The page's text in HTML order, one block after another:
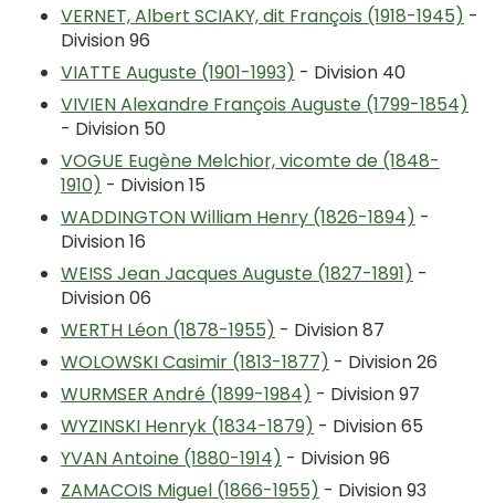
VERNET, Albert SCIAKY, dit François (1918-1945) -
Division 96
VIATTE Auguste (1901-1993) - Division 40
VIVIEN Alexandre François Auguste (1799-1854)
- Division 50
VOGUE Eugène Melchior, vicomte de (1848-
1910) - Division 15
WADDINGTON William Henry (1826-1894) -
Division 16
WEISS Jean Jacques Auguste (1827-1891) -
Division 06
WERTH Léon (1878-1955) - Division 87
WOLOWSKI Casimir (1813-1877) - Division 26
WURMSER André (1899-1984) - Division 97
WYZINSKI Henryk (1834-1879) - Division 65
YVAN Antoine (1880-1914) - Division 96
ZAMACOIS Miguel (1866-1955) - Division 93